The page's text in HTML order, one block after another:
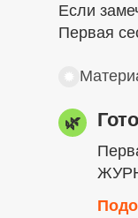
Если
Первая
🌿